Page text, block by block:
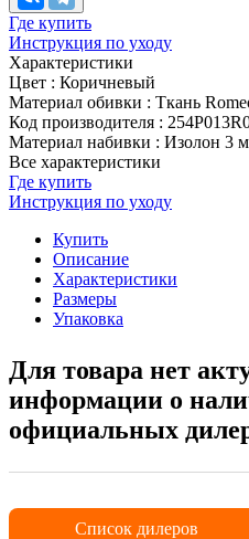
Где купить
Инструкция по уходу
Характеристики
Цвет : Коричневый
Материал обивки : Ткань
Код производителя :
Материал набивки : Изолон 3
Все характеристики
Где купить
Инструкция по уходу
Купить
Описание
Характеристики
Размеры
Упаковка
Для товара нет
информации о
официальных
Список дилеров